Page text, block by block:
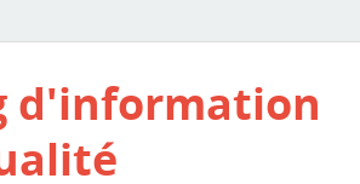
d'information